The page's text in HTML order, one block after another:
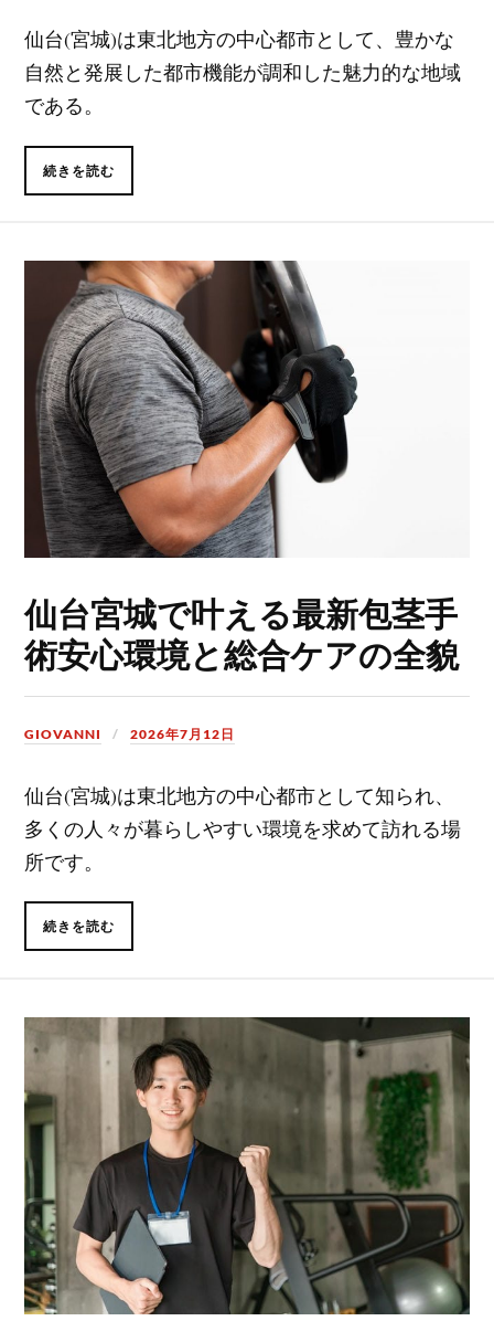
仙台(宮城)は東北地方の中心都市として、豊かな
自然と発展した都市機能が調和した魅力的な地域
である。
続きを読む
仙台宮城で叶える最新包茎手
術安心環境と総合ケアの全貌
GIOVANNI 2026年7月12日
仙台(宮城)は東北地方の中心都市として知られ、
多くの人々が暮らしやすい環境を求めて訪れる場
所です。
続きを読む